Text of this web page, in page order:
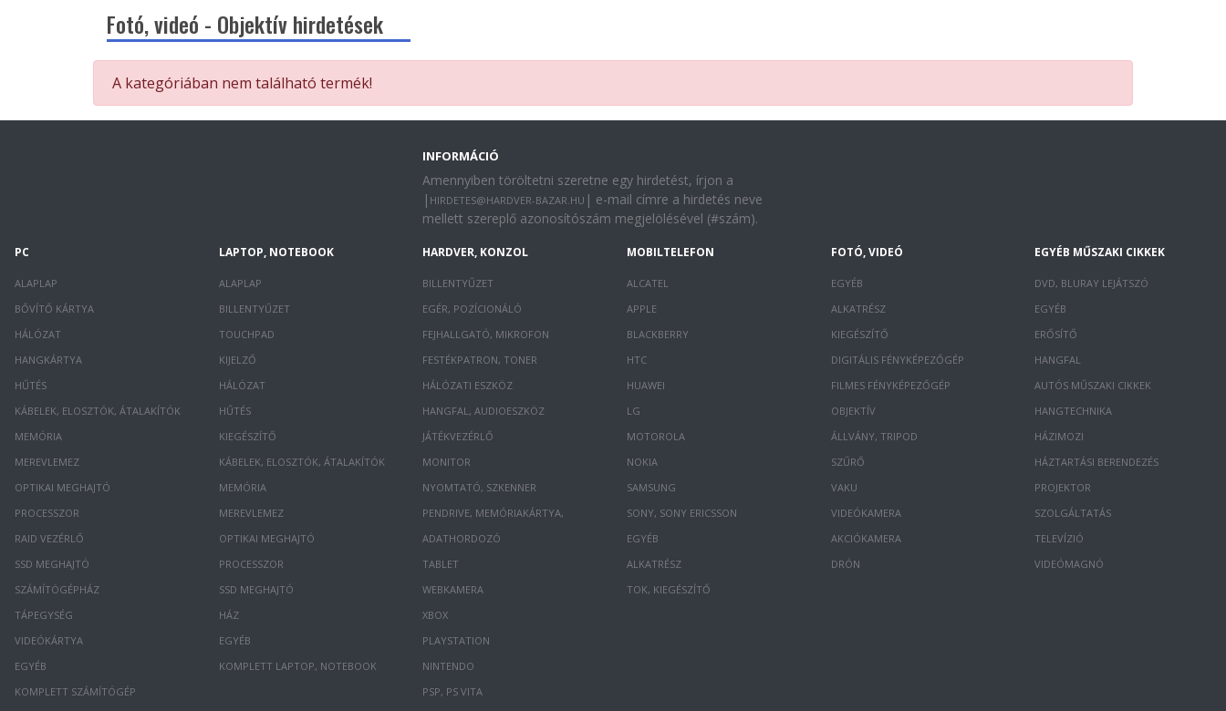
Fotó, videó - Objektív hirdetések
A kategóriában nem található termék!
INFORMÁCIÓ
Amennyiben töröltetni szeretne egy hirdetést, írjon a
| HIRDETES@HARDVER-BAZAR.HU | e-mail címre a hirdetés neve
mellett szereplő azonosítószám megjelölésével (#szám).
PC
ALAPLAP
BŐVÍTŐ KÁRTYA
HÁLÓZAT
HANGKÁRTYA
HŰTÉS
KÁBELEK, ELOSZTÓK, ÁTALAKÍTÓK
MEMÓRIA
MEREVLEMEZ
OPTIKAI MEGHAJTÓ
PROCESSZOR
RAID VEZÉRLŐ
SSD MEGHAJTÓ
SZÁMÍTÓGÉPHÁZ
TÁPEGYSÉG
VIDEÓKÁRTYA
EGYÉB
KOMPLETT SZÁMÍTÓGÉP
LAPTOP, NOTEBOOK
ALAPLAP
BILLENTYŰZET
TOUCHPAD
KIJELZŐ
HÁLÓZAT
HŰTÉS
KIEGÉSZÍTŐ
KÁBELEK, ELOSZTÓK, ÁTALAKÍTÓK
MEMÓRIA
MEREVLEMEZ
OPTIKAI MEGHAJTÓ
PROCESSZOR
SSD MEGHAJTÓ
HÁZ
EGYÉB
KOMPLETT LAPTOP, NOTEBOOK
HARDVER, KONZOL
BILLENTYŰZET
EGÉR, POZÍCIONÁLÓ
FEJHALLGATÓ, MIKROFON
FESTÉKPATRON, TONER
HÁLÓZATI ESZKÖZ
HANGFAL, AUDIOESZKÖZ
JÁTÉKVEZÉRLŐ
MONITOR
NYOMTATÓ, SZKENNER
PENDRIVE, MEMÓRIAKÁRTYA,
ADATHORDOZÓ
TABLET
WEBKAMERA
XBOX
PLAYSTATION
NINTENDO
PSP, PS VITA
MOBILTELEFON
ALCATEL
APPLE
BLACKBERRY
HTC
HUAWEI
LG
MOTOROLA
NOKIA
SAMSUNG
SONY, SONY ERICSSON
EGYÉB
ALKATRÉSZ
TOK, KIEGÉSZÍTŐ
FOTÓ, VIDEÓ
EGYÉB
ALKATRÉSZ
KIEGÉSZÍTŐ
DIGITÁLIS FÉNYKÉPEZŐGÉP
FILMES FÉNYKÉPEZŐGÉP
OBJEKTÍV
ÁLLVÁNY, TRIPOD
SZŰRŐ
VAKU
VIDEÓKAMERA
AKCIÓKAMERA
DRÓN
EGYÉB MŰSZAKI CIKKEK
DVD, BLURAY LEJÁTSZÓ
EGYÉB
ERŐSÍTŐ
HANGFAL
AUTÓS MŰSZAKI CIKKEK
HANGTECHNIKA
HÁZIMOZI
HÁZTARTÁSI BERENDEZÉS
PROJEKTOR
SZOLGÁLTATÁS
TELEVÍZIÓ
VIDEÓMAGNÓ